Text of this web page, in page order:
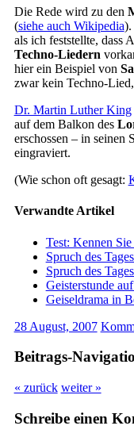
Die Rede wird zu den
(siehe auch Wikipedia).
als ich feststellte, dass
Techno-Liedern
hier ein Beispiel von
zwar kein Techno-
Dr. Martin Luther King
auf dem Balkon des
erschossen – in seinen
eingraviert.
(Wie schon oft gesagt:
Verwandte Artikel
Test: Kennen
Spruch des
Spruch des
Geisterstunde
Geiseldrama in
28 August, 2007
Beitrags-
« zurück weiter »
Schreibe einen